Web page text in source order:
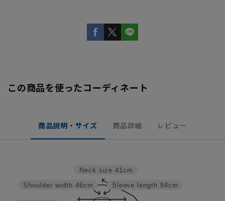
この商品を使ったコーディネート
商品説明・サイズ 商品詳細 レビュー
Sleeve length 84cm
Neck size 41cm
Shoulder width 46cm